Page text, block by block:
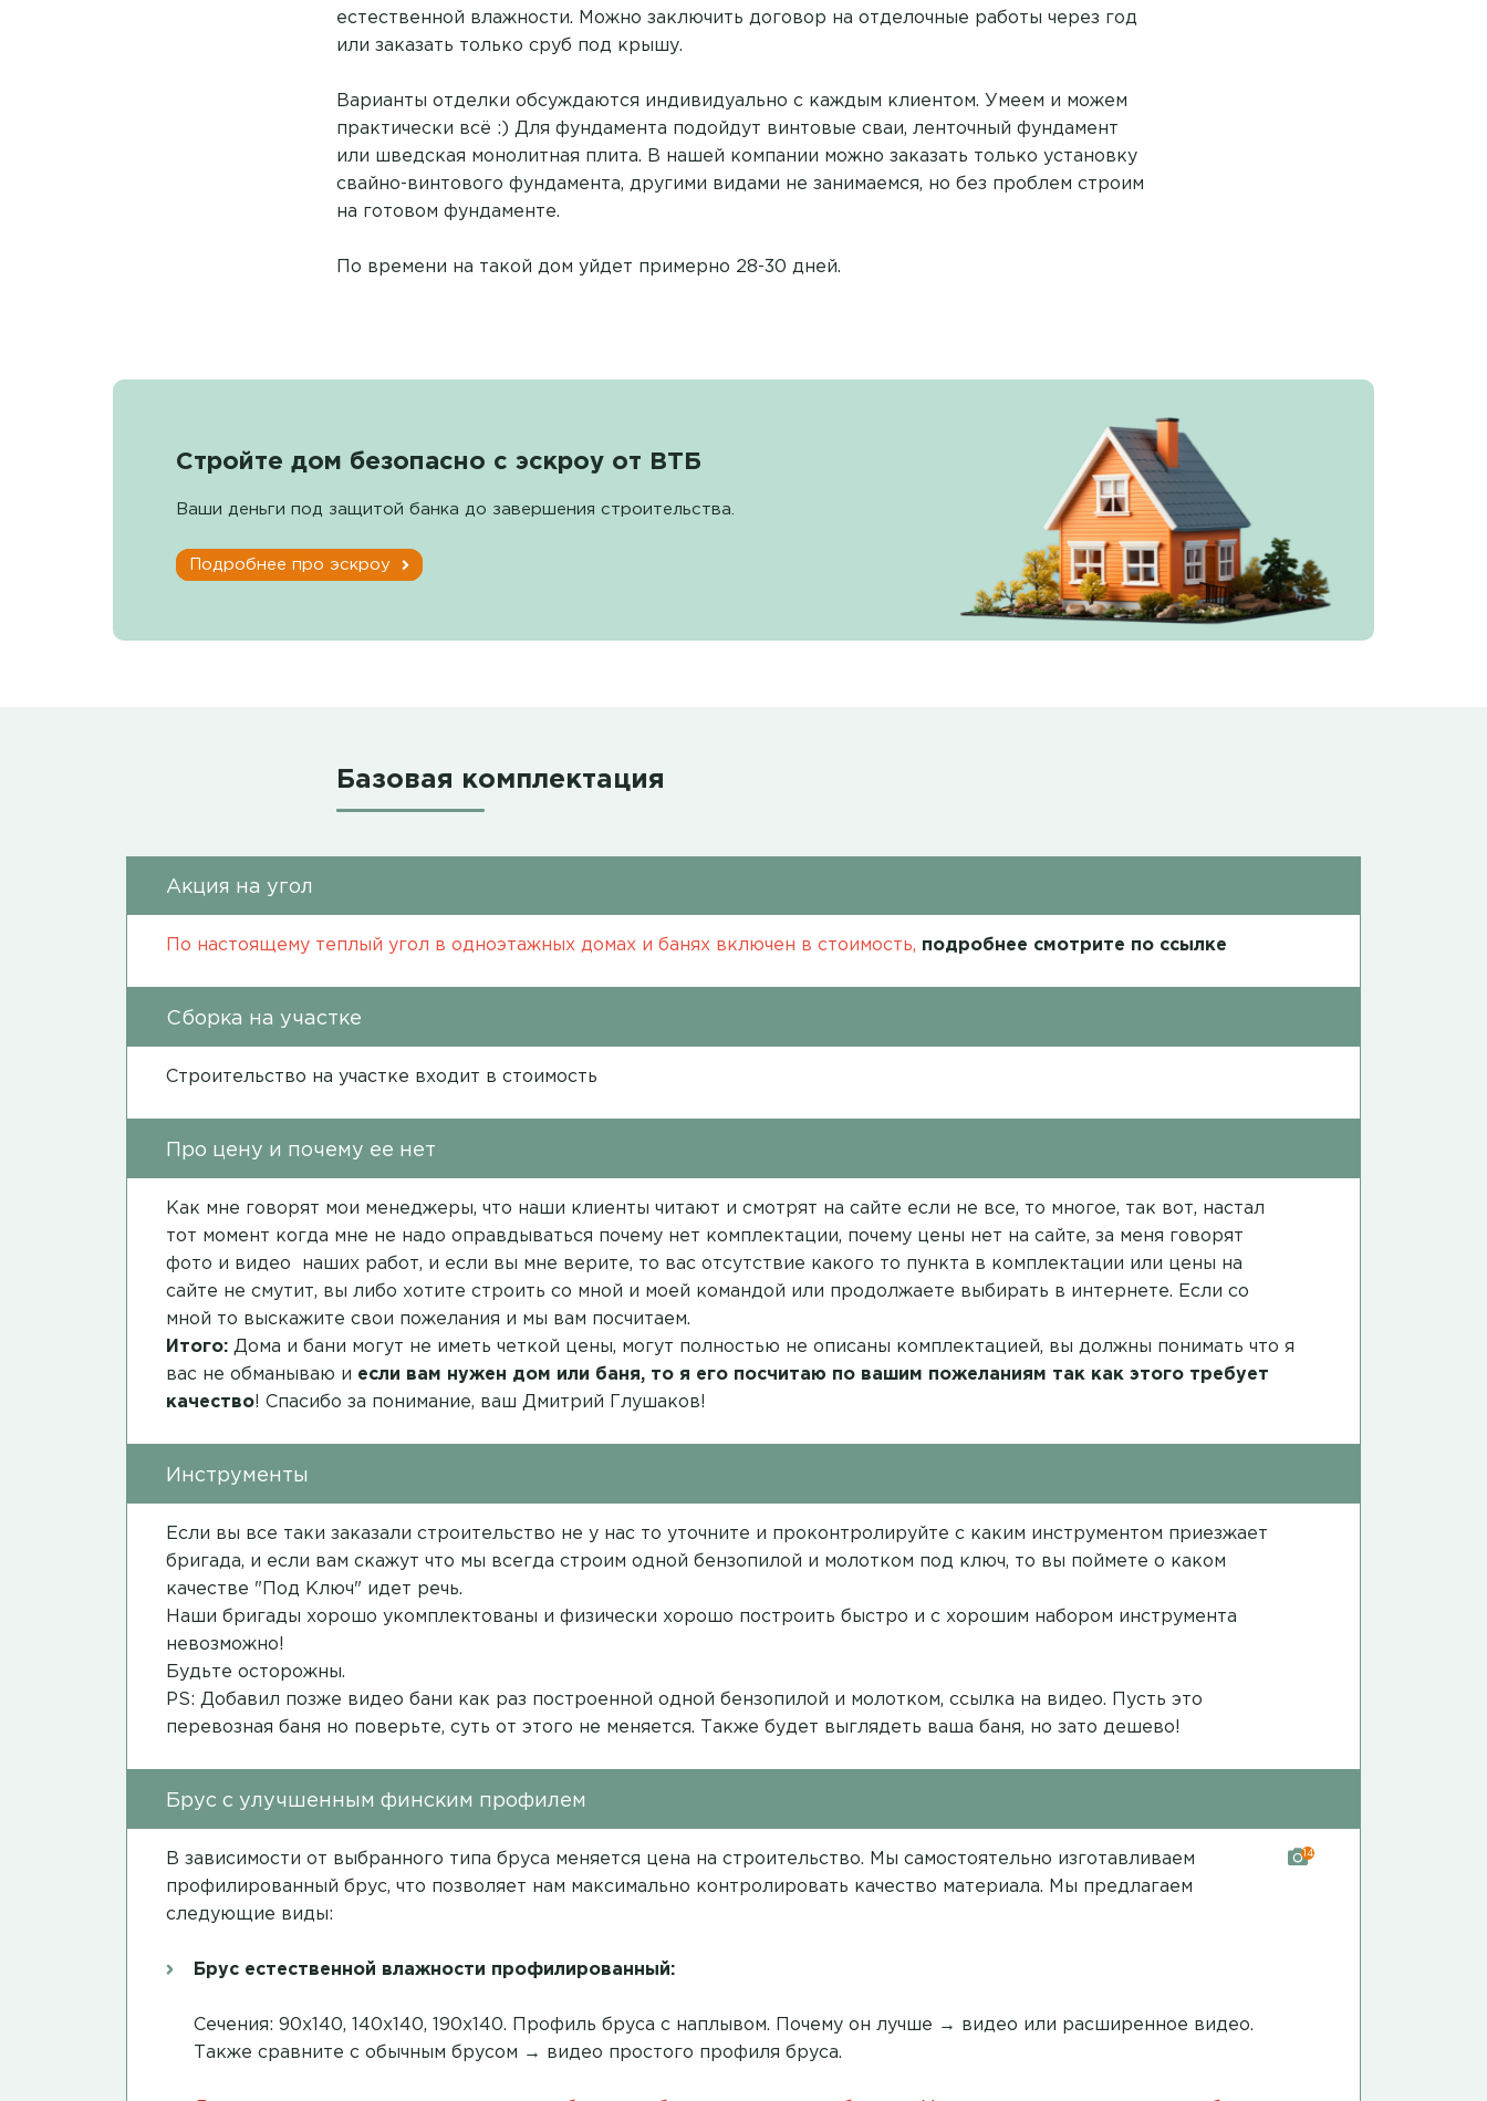
естественной влажности. Можно заключить договор на отделочные работы через год
или заказать только сруб под крышу.
Варианты отделки обсуждаются индивидуально с каждым клиентом. Умеем и можем
практически всё :) Для фундамента подойдут винтовые сваи, ленточный фундамент
или шведская монолитная плита. В нашей компании можно заказать только установку
свайно-винтового фундамента, другими видами не занимаемся, но без проблем строим
на готовом фундаменте.
По времени на такой дом уйдет примерно 28-30 дней.
Стройте дом безопасно с эскроу от ВТБ
Ваши деньги под защитой банка до завершения строительства.
Подробнее про эскроу
Базовая комплектация
Акция на угол
По настоящему теплый угол в одноэтажных домах и банях включен в стоимость, подробнее смотрите по ссылке
Сборка на участке
Строительство на участке входит в стоимость
Про цену и почему ее нет
Как мне говорят мои менеджеры, что наши клиенты читают и смотрят на сайте если не все, то многое, так вот, настал
тот момент когда мне не надо оправдываться почему нет комплектации, почему цены нет на сайте, за меня говорят
фото и видео наших работ, и если вы мне верите, то вас отсутствие какого то пункта в комплектации или цены на
сайте не смутит, вы либо хотите строить со мной и моей командой или продолжаете выбирать в интернете. Если со
мной то выскажите свои пожелания и мы вам посчитаем.
Итого: Дома и бани могут не иметь четкой цены, могут полностью не описаны комплектацией, вы должны понимать что я
вас не обманываю и если вам нужен дом или баня, то я его посчитаю по вашим пожеланиям так как этого требует
качество! Спасибо за понимание, ваш Дмитрий Глушаков!
Инструменты
Если вы все таки заказали строительство не у нас то уточните и проконтролируйте с каким инструментом приезжает
бригада, и если вам скажут что мы всегда строим одной бензопилой и молотком под ключ, то вы поймете о каком
качестве "Под Ключ" идет речь.
Наши бригады хорошо укомплектованы и физически хорошо построить быстро и с хорошим набором инструмента
невозможно!
Будьте осторожны.
PS: Добавил позже видео бани как раз построенной одной бензопилой и молотком, ссылка на видео. Пусть это
перевозная баня но поверьте, суть от этого не меняется. Также будет выглядеть ваша баня, но зато дешево!
Брус с улучшенным финским профилем
В зависимости от выбранного типа бруса меняется цена на строительство. Мы самостоятельно изготавливаем
профилированный брус, что позволяет нам максимально контролировать качество материала. Мы предлагаем
следующие виды:
Брус естественной влажности профилированный:
Сечения: 90х140, 140х140, 190х140. Профиль бруса с наплывом. Почему он лучше → видео или расширенное видео.
Также сравните с обычным брусом → видео простого профиля бруса.
14